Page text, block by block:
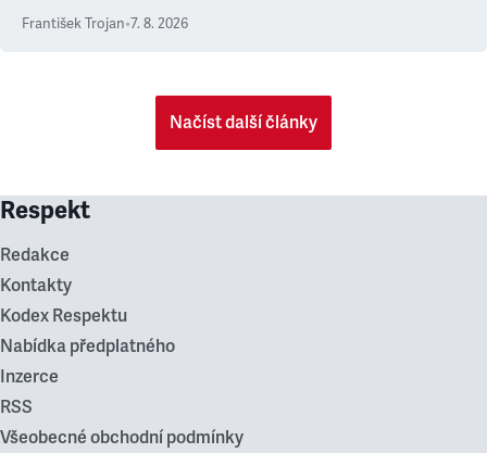
František Trojan•7. 8. 2026
Načíst další články
Respekt
Redakce
Kontakty
Kodex Respektu
Nabídka předplatného
Inzerce
RSS
Všeobecné obchodní podmínky